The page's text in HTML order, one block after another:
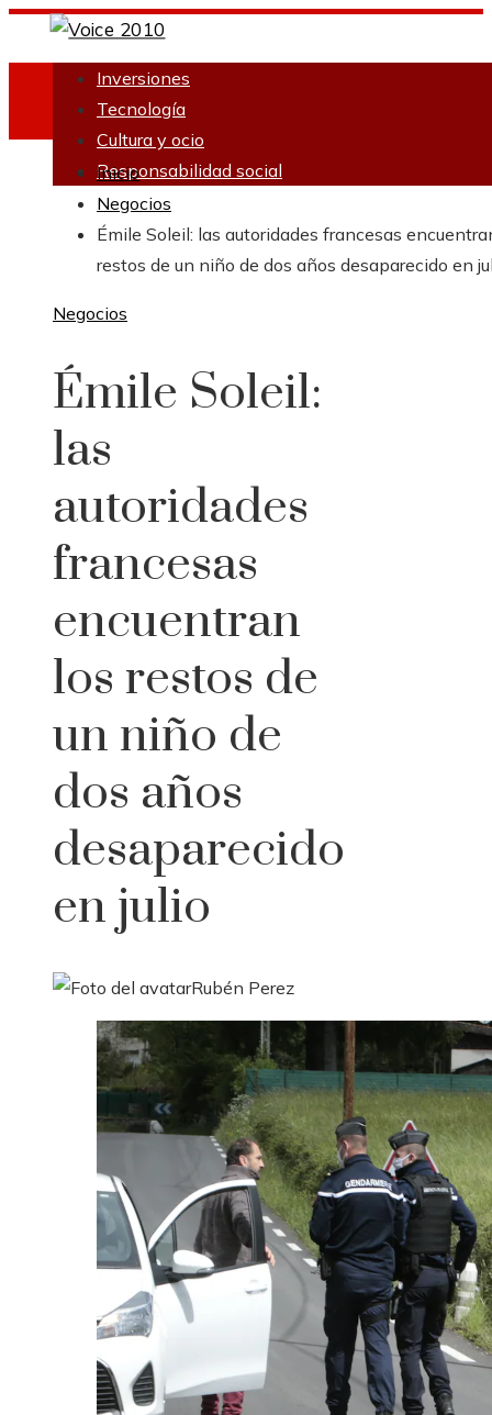
Inversiones
Tecnología
Cultura y ocio
Responsabilidad social
Inicio
Negocios
Émile Soleil: las autoridades francesas
restos de un niño de dos años desaparecido en
Negocios
Émile Soleil:
las
autoridades
francesas
encuentran
los restos de
un niño de
dos años
desaparecido
en julio
Rubén Perez